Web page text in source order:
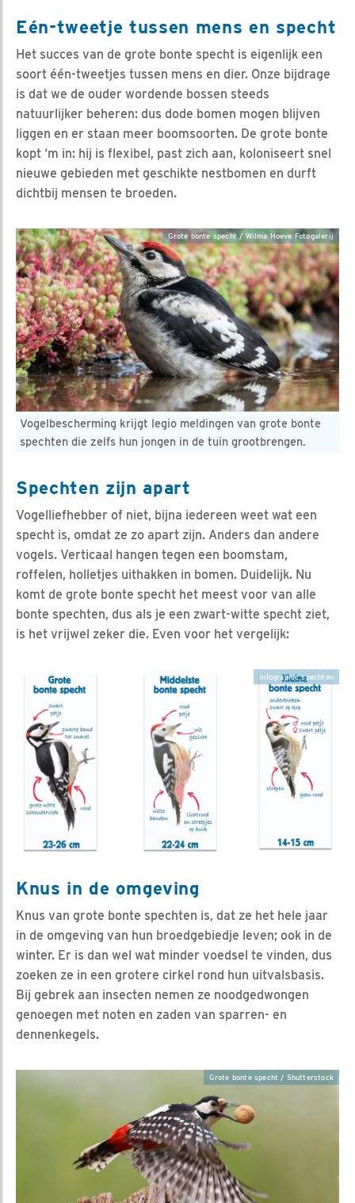
Eén-tweetje tussen mens en specht
Het succes van de grote bonte specht is eigenlijk een
soort één-tweetjes tussen mens en dier. Onze bijdrage
is dat we de ouder wordende bossen steeds
natuurlijker beheren: dus dode bomen mogen blijven
liggen en er staan meer boomsoorten. De grote bonte
kopt ‘m in: hij is flexibel, past zich aan, koloniseert snel
nieuwe gebieden met geschikte nestbomen en durft
dichtbij mensen te broeden.
Vogelbescherming krijgt legio meldingen van grote bonte
spechten die zelfs hun jongen in de tuin grootbrengen.
Grote bonte specht / Wilma Hoeve Fotogalerij
Spechten zijn apart
Vogelliefhebber of niet, bijna iedereen weet wat een
specht is, omdat ze zo apart zijn. Anders dan andere
vogels. Verticaal hangen tegen een boomstam,
roffelen, holletjes uithakken in bomen. Duidelijk. Nu
komt de grote bonte specht het meest voor van alle
bonte spechten, dus als je een zwart-witte specht ziet,
is het vrijwel zeker die. Even voor het vergelijk:
Infographic spechten
Knus in de omgeving
Knus van grote bonte spechten is, dat ze het hele jaar
in de omgeving van hun broedgebiedje leven; ook in de
winter. Er is dan wel wat minder voedsel te vinden, dus
zoeken ze in een grotere cirkel rond hun uitvalsbasis.
Bij gebrek aan insecten nemen ze noodgedwongen
genoegen met noten en zaden van sparren- en
dennenkegels.
Grote bonte specht / Shutterstock